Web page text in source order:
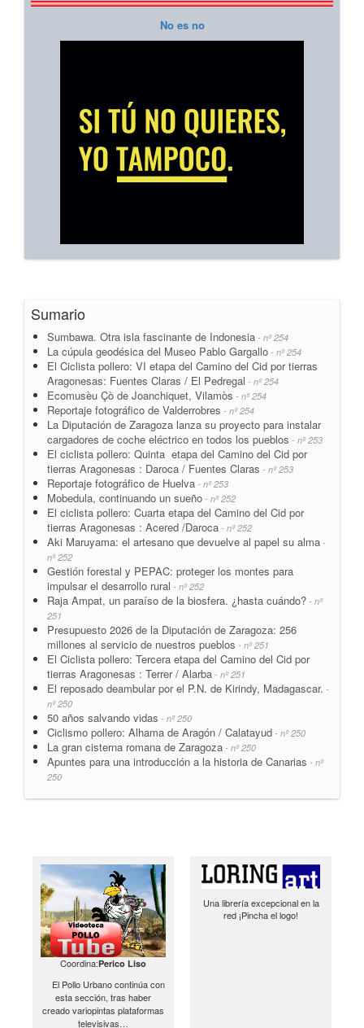
No es no
Sumario
Sumbawa. Otra isla fascinante de Indonesia - nº 254
La cúpula geodésica del Museo Pablo Gargallo - nº 254
El Ciclista pollero: VI etapa del Camino del Cid por tierras
Aragonesas: Fuentes Claras / El Pedregal - nº 254
Ecomusèu Çò de Joanchiquet, Vilamòs - nº 254
Reportaje fotográfico de Valderrobres - nº 254
La Diputación de Zaragoza lanza su proyecto para instalar
cargadores de coche eléctrico en todos los pueblos - nº 253
El ciclista pollero: Quinta etapa del Camino del Cid por
tierras Aragonesas : Daroca / Fuentes Claras - nº 253
Reportaje fotográfico de Huelva - nº 253
Mobedula, continuando un sueño - nº 252
El ciclista pollero: Cuarta etapa del Camino del Cid por
tierras Aragonesas : Acered /Daroca - nº 252
Aki Maruyama: el artesano que devuelve al papel su alma -
nº 252
Gestión forestal y PEPAC: proteger los montes para
impulsar el desarrollo rural - nº 252
Raja Ampat, un paraíso de la biosfera. ¿hasta cuándo? - nº
251
Presupuesto 2026 de la Diputación de Zaragoza: 256
millones al servicio de nuestros pueblos - nº 251
El Ciclista pollero: Tercera etapa del Camino del Cid por
tierras Aragonesas : Terrer / Alarba - nº 251
El reposado deambular por el P.N. de Kirindy, Madagascar. -
nº 250
50 años salvando vidas - nº 250
Ciclismo pollero: Alhama de Aragón / Calatayud - nº 250
La gran cisterna romana de Zaragoza - nº 250
Apuntes para una introducción a la historia de Canarias - nº
250
Coordina:Perico Liso
El Pollo Urbano continúa con
esta sección, tras haber
creado variopintas plataformas
televisivas…
Una librería excepcional en la
red ¡Pincha el logo!